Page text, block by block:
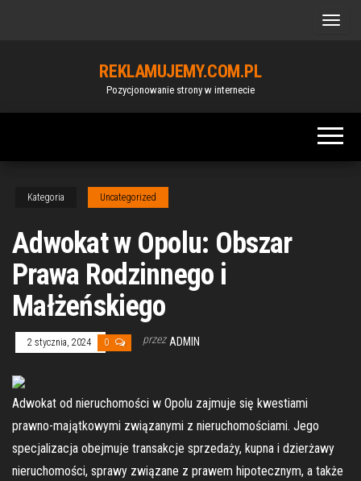
REKLAMUJEMY.COM.PL
Pozycjonowanie strony w internecie
Kategoria Uncategorized
Adwokat w Opolu: Obszar
Prawa Rodzinnego i
Małżeńskiego
2 stycznia, 2024 0 przez ADMIN
Adwokat od nieruchomości w Opolu zajmuje się kwestiami
prawno-majątkowymi związanymi z nieruchomościami. Jego
specjalizacja obejmuje transakcje sprzedaży, kupna i dzierżawy
nieruchomości, sprawy związane z prawem hipotecznym, a także